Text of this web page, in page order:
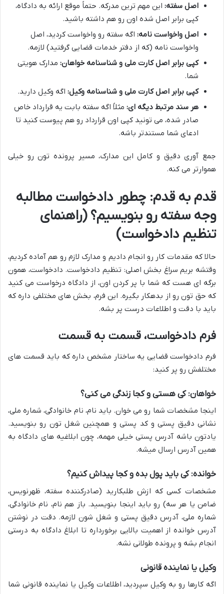
اصل سفته: این مهم ترین مدرکه. حتماً موقع ارائه به دادگاه،
کپی برابر اصل شده اون رو هم داشته باشید.
اصل واخواست نامه: اگه سفته رو واخواست کردید، اصل
واخواست نامه (که از دفتر خدمات قضایی گرفتید) لازمه.
کپی برابر اصل کارت ملی و شناسنامه خواهان: مدارک هویتی
شما.
کپی برابر اصل کارت ملی و شناسنامه وکیل: اگه وکیل دارید.
هر سند مرتبط دیگه ای: مثلاً اگه سفته بابت یه قرارداد خاص
صادر شده، می تونید کپی اون قرارداد رو هم پیوست کنید تا
ادعای شما مستندتر باشه.
جمع آوری دقیق و کامل این مدارک، مسیر پرونده تون رو خیلی
هموارتر می کنه.
قدم به قدم: چطور دادخواست مطالبه
وجه سفته رو بنویسیم؟ (راهنمای
تنظیم دادخواست)
حالا که مقدمات کار رو انجام دادیم و مدارک لازم رو هم آماده کردیم،
وقتشه بریم سراغ بخش اصلی: تنظیم دادخواست. دادخواست، همون
برگه ای هست که شما با پر کردن اون، از دادگاه درخواست می کنید
که حق تون رو از بدهکار بگیره. این فرم، بخش های مختلفی داره که
باید با دقت و اطلاعات درست پر بشه.
فرم دادخواست، قسمت به قسمت
فرم دادخواست قضایی یه ساختار مشخص داره که باید قسمت های
مختلفش رو پر کنید:
خواهان: کی هستی و کجا زندگی می کنی؟
اینجا مشخصات شما رو می خوان. باید نام، نام خانوادگی، شماره ملی،
نشانی دقیق پستی و کد پستی و همچنین شغل تون رو بنویسید.
یادتون باشه آدرس پستی خیلی مهمه، چون ابلاغیه های دادگاه به
همین آدرس ارسال میشه.
خوانده: کی باید پول بده و کجا پیداش کنیم؟
مشخصات کسی که ازش طلبکارید (صادرکننده سفته، ظهرنویس،
ضامن یا هر سه) رو باید اینجا بنویسید. باز هم نام، نام خانوادگی،
شماره ملی، آدرس دقیق پستی و شغل شون لازمه. دقت در نوشتن
آدرس خوانده از اهمیت بالایی برخورداره تا ابلاغ دادگاه به درستی
انجام بشه و پرونده طولانی نشه.
وکیل یا نماینده قانونی
اگه کارها رو به وکیل سپردید، اطلاعات وکیل یا نماینده قانونی شما